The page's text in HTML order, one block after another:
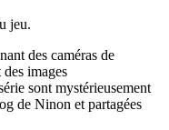
jeu.
des caméras de
images
sont mystérieusement
de Ninon et partagées